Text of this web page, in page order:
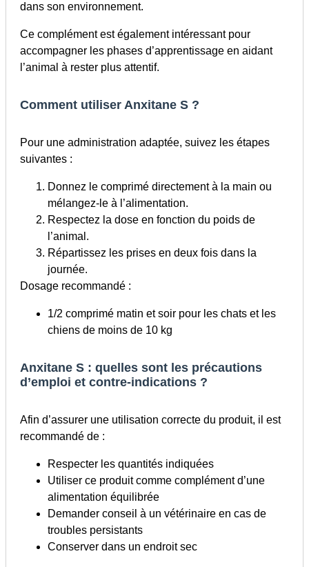
dans son environnement.
Ce complément est également intéressant pour
accompagner les phases d’apprentissage en aidant
l’animal à rester plus attentif.
Comment utiliser Anxitane S ?
Pour une administration adaptée, suivez les étapes
suivantes :
Donnez le comprimé directement à la main ou
mélangez-le à l’alimentation.
Respectez la dose en fonction du poids de
l’animal.
Répartissez les prises en deux fois dans la
journée.
Dosage recommandé :
1/2 comprimé matin et soir pour les chats et les
chiens de moins de 10 kg
Anxitane S : quelles sont les précautions
d’emploi et contre-indications ?
Afin d’assurer une utilisation correcte du produit, il est
recommandé de :
Respecter les quantités indiquées
Utiliser ce produit comme complément d’une
alimentation équilibrée
Demander conseil à un vétérinaire en cas de
troubles persistants
Conserver dans un endroit sec